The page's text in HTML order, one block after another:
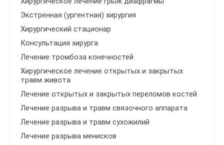
Экстренная (ургентная) хирургия
Хирургический стационар
Консультация хирурга
Лечение тромбоза конечностей
Хирургическое лечение открытых и закрытых
травм живота
Лечение открытых и закрытых переломов костей
Лечение разрыва и травм связочного аппарата
Лечение разрыва и травм сухожилий
Лечение разрыва менисков